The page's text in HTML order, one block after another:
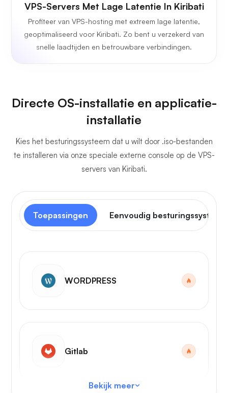
VPS-Servers Met Lage Latentie In Kiribati
Profiteer van VPS-hosting met extreem lage latentie,
geoptimaliseerd voor Kiribati. Zo bent u verzekerd van
snelle laadtijden en betrouwbare verbindingen.
Directe OS-installatie en applicatie-
installatie
Kies het besturingssysteem dat u wilt door .iso-bestanden
te installeren via onze speciale externe console op de VPS-
servers van Kiribati.
Toepassingen Eenvoudig besturingssysteem
WORDPRESS
Gitlab
Bekijk meer